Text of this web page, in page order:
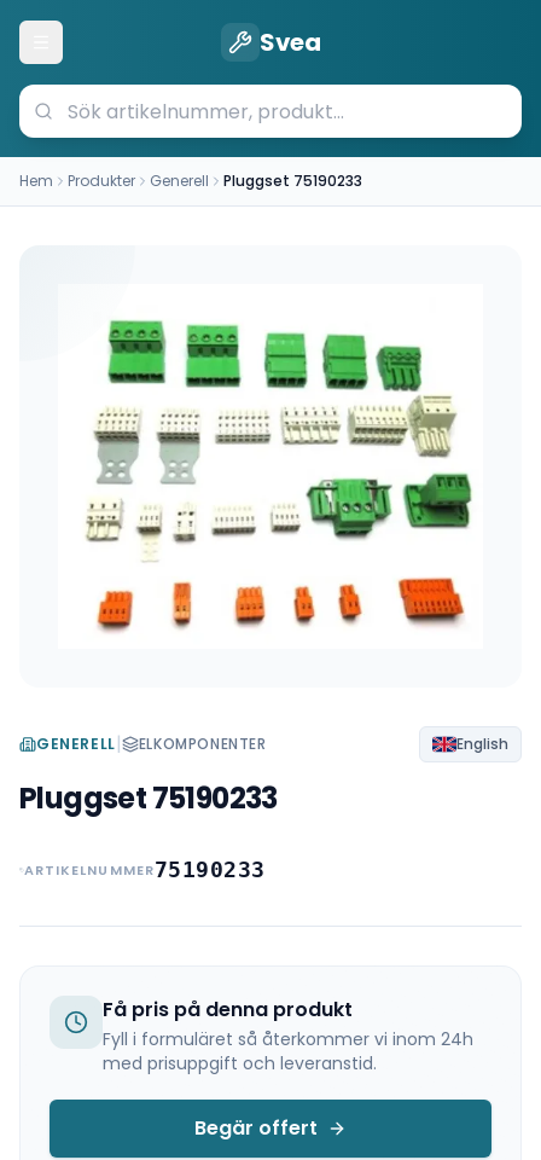
Öppna meny Svea
Hem Produkter Generell Pluggset 75190233
GENERELL| ELKOMPONENTER English
Pluggset 75190233
ARTIKELNUMMER75190233
Få pris på denna produkt
Fyll i formuläret så återkommer vi inom 24h
med prisuppgift och leveranstid.
Begär offert